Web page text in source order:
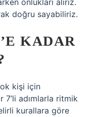
onlukları alırız.
doğru sayabiliriz.
KADAR
kişi için
7’li adımlarla ritmik
kurallara göre